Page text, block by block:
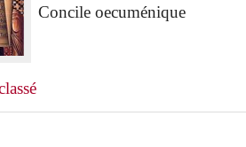
Concile oecuménique